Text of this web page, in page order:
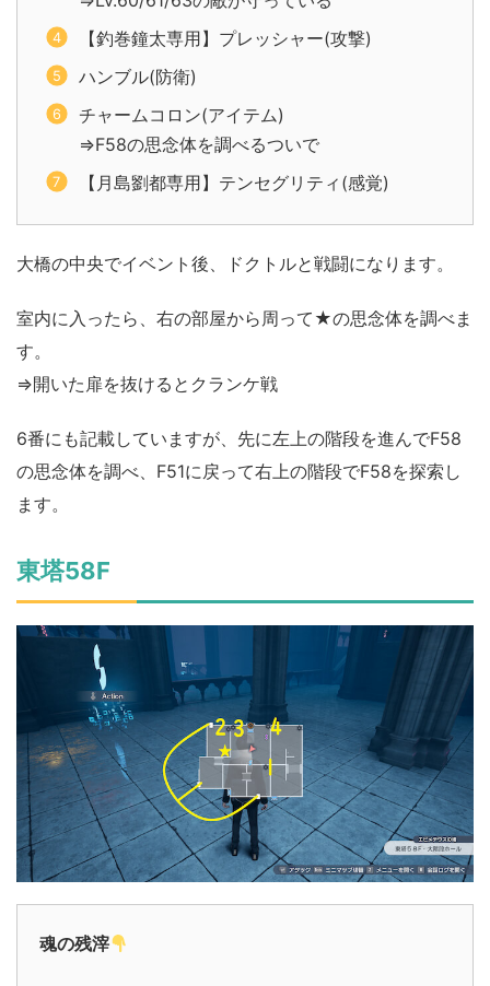
【釣巻鐘太専用】プレッシャー(攻撃)
ハンブル(防衛)
チャームコロン(アイテム)
⇒F58の思念体を調べるついで
【月島劉都専用】テンセグリティ(感覚)
大橋の中央でイベント後、ドクトルと戦闘になります。
室内に入ったら、右の部屋から周って★の思念体を調べま
す。
⇒開いた扉を抜けるとクランケ戦
6番にも記載していますが、先に左上の階段を進んでF58
の思念体を調べ、F51に戻って右上の階段でF58を探索し
ます。
東塔58F
魂の残滓